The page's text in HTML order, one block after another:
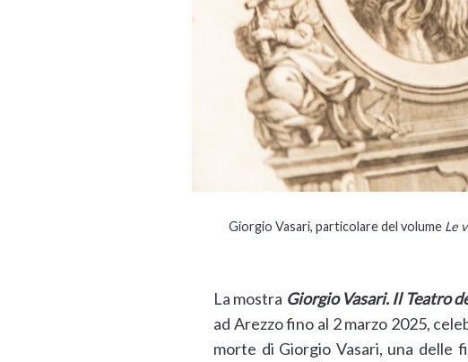
Giorgio Vasari, particolare del volume Le
La mostra Giorgio Vasari. Il Teatro
ad Arezzo fino al 2 marzo 2025,
morte di Giorgio Vasari, una delle